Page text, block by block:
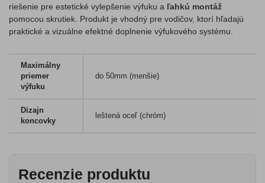
riešenie pre estetické vylepšenie výfuku a ľahkú montáž
pomocou skrutiek. Produkt je vhodný pre vodičov, ktorí hľadajú
praktické a vizuálne efektné doplnenie výfukového systému.
Maximálny
priemer
výfuku
do 50mm (menšie)
Dizajn
koncovky
leštená oceľ (chróm)
Recenzie produktu